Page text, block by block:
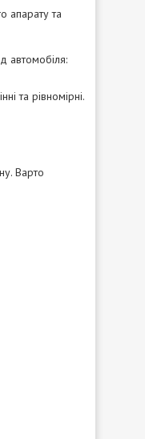
апарату та
автомобіля:
та рівномірні.
Варто